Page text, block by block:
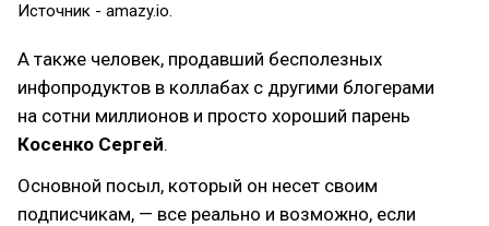
Источник - amazy.io.
А также человек, продавший бесполезных
инфопродуктов в коллабах с другими блогерами
на сотни миллионов и просто хороший парень
Косенко Сергей.
Основной посыл, который он несет своим
подписчикам, — все реально и возможно, если